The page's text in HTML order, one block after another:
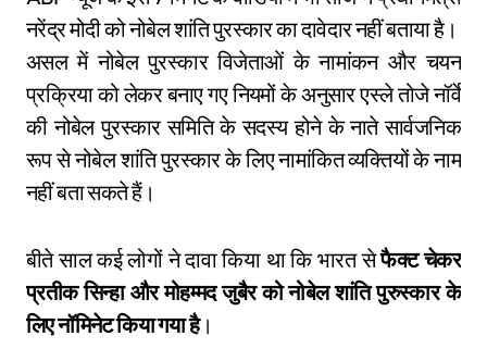
नरेंद्र मोदी को नोबेल शांति पुरस्कार का दावेदार नहीं बताया है।
असल में नोबेल पुरस्कार विजेताओं के नामांकन और चयन
प्रक्रिया को लेकर बनाए गए नियमों के अनुसार एस्ले तोजे नॉर्वे
की नोबेल पुरस्कार समिति के सदस्य होने के नाते सार्वजनिक
रूप से नोबेल शांति पुरस्कार के लिए नामांकित व्यक्तियों के नाम
नहीं बता सकते हैं।
बीते साल कई लोगों ने दावा किया था कि भारत सेफैक्ट चेकर
प्रतीक सिन्हा और मोहम्मद जुबैर को नोबेल शांति पुरुस्कार के
लिए नॉमिनेट किया गया है।